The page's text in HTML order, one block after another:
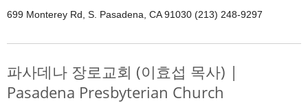
699 Monterey Rd, S. Pasadena, CA 91030 (213) 248-9297
파사데나 장로교회 (이효섭 목사) |
Pasadena Presbyterian Church